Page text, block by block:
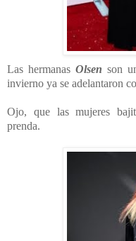
Las hermanas Olsen son
invierno ya se adelantaron
Ojo, que las mujeres
prenda.